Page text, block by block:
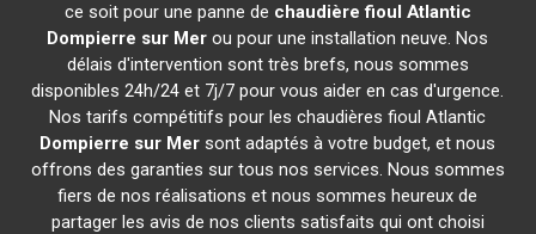
ce soit pour une panne de chaudière fioul Atlantic
Dompierre sur Mer ou pour une installation neuve. Nos
délais d'intervention sont très brefs, nous sommes
disponibles 24h/24 et 7j/7 pour vous aider en cas d'urgence.
Nos tarifs compétitifs pour les chaudières fioul Atlantic
Dompierre sur Mer sont adaptés à votre budget, et nous
offrons des garanties sur tous nos services. Nous sommes
fiers de nos réalisations et nous sommes heureux de
partager les avis de nos clients satisfaits qui ont choisi